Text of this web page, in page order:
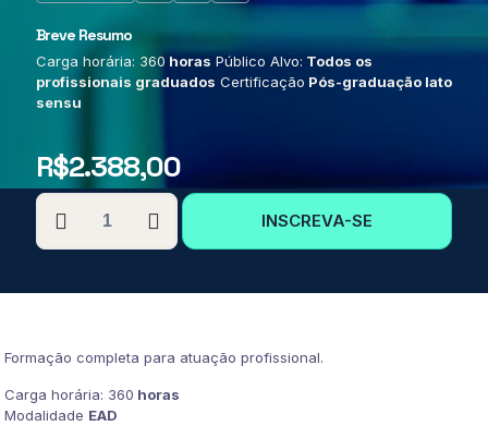
Breve Resumo
Carga horária: 360 horas Público Alvo: Todos os
profissionais graduados Certificação Pós-graduação lato
sensu
R$2.388,00
PÓS-
GRADUAÇÃO
EM
INSCREVA-SE
Formação completa para atuação profissional.
Carga horária: 360 horas
Modalidade EAD